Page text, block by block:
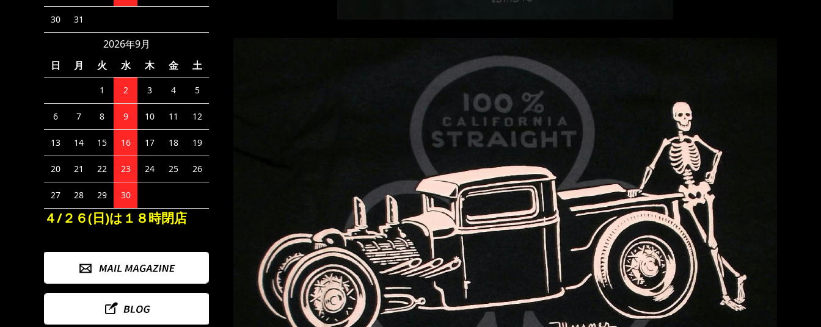
30 31
2026年9月
日
月 火 水 木 金 土
1 2 3 4 5
6 7 8 9 10 11 12
13 14 15 16 17 18 19
20 21 22 23 24 25 26
27 28 29 30
４/２６(日)は１８時閉店